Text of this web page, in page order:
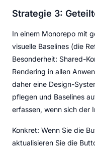
Strategie 3:
In einem Monorepo mit
visuelle Baselines (die
Besonderheit: Shared-
Rendering in allen
daher eine Design-
pflegen und Baselines
erfassen, wenn sich der
Konkret: Wenn Sie die
aktualisieren Sie die